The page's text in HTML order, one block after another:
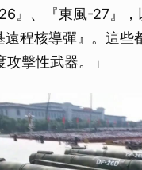
』、『東風-27』，
遠程核導彈』。這
擊性武器。」